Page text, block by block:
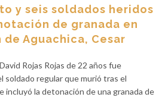
y seis soldados heridos
de granada en
Aguachica, Cesar
Rojas Rojas de 22 años fue
soldado regular que murió tras el
incluyó la detonación de una granada de